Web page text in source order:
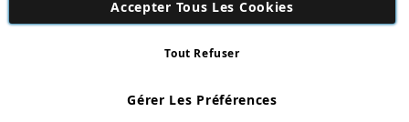
Number: 863029607
Accepter Tous Les Cookies
Gérer Les Préférences
Tout Refuser